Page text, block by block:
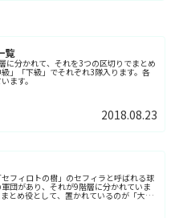
覧
に分かれて、それを3つの区切りでまとめ
」「下級」でそれぞれ3隊入ります。各
ます。
2018.08.23
フィロトの樹」のセフィラと呼ばれる球
団があり、それが9階層に分かれていま
とめ役として、置かれているのが「大天
、9大天使としています。